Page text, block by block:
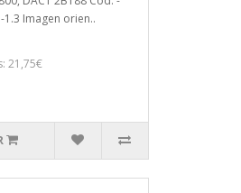
1.3 Imagen orien..
21,75€